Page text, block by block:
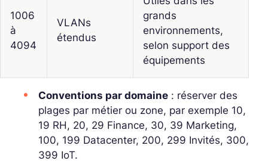
1006
à
4094
VLANs
étendus
grands
environnements,
selon support des
équipements
Conventions par domaine : réserver des
plages par métier ou zone, par exemple 10,
19 RH, 20, 29 Finance, 30, 39 Marketing,
100, 199 Datacenter, 200, 299 Invités, 300,
399 IoT.